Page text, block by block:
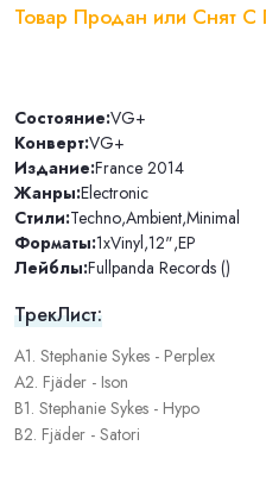
Товар Продан или Снят
Состояние:VG+
Конверт:VG+
Издание:France 2014
Жанры:Electronic
Стили:Techno,Ambient,Minimal
Форматы:1xVinyl,12",EP
Лейблы:Fullpanda Records ()
ТрекЛист:
A1. Stephanie Sykes - Perplex
A2. Fjäder - Ison
B1. Stephanie Sykes - Hypo
B2. Fjäder - Satori